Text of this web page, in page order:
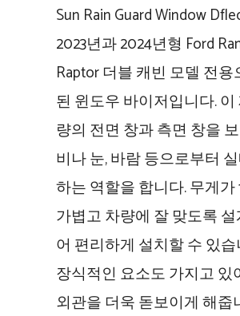
Sun Rain Guard Window
2023년과 2024년형 Ford
Raptor 더블 캐빈 모델 전
된 윈도우 바이저입니다.
량의 전면 창과 측면 창을
비나 눈, 바람 등으로부터
하는 역할을 합니다. 무게가
가볍고 차량에 잘 맞도록
어 편리하게 설치할 수 있
장식적인 요소도 가지고 있
외관을 더욱 돋보이게 해줍